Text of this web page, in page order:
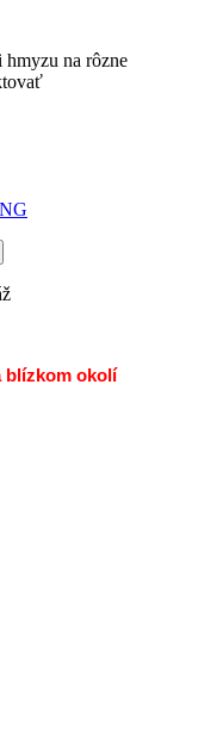
hmyzu na rôzne
blízkom okolí